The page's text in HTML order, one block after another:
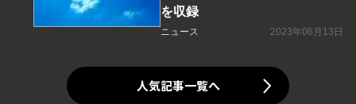
を収録
ニュース 2023年06月13日
人気記事一覧へ